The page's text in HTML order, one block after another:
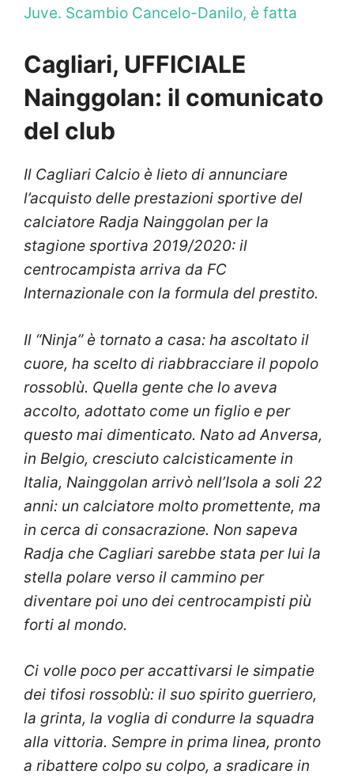
Juve. Scambio Cancelo-Danilo, è fatta
Cagliari, UFFICIALE
Nainggolan: il comunicato
del club
Il Cagliari Calcio è lieto di annunciare
l’acquisto delle prestazioni sportive del
calciatore Radja Nainggolan per la
stagione sportiva 2019/2020: il
centrocampista arriva da FC
Internazionale con la formula del prestito.
Il “Ninja” è tornato a casa: ha ascoltato il
cuore, ha scelto di riabbracciare il popolo
rossoblù. Quella gente che lo aveva
accolto, adottato come un figlio e per
questo mai dimenticato. Nato ad Anversa,
in Belgio, cresciuto calcisticamente in
Italia, Nainggolan arrivò nell’Isola a soli 22
anni: un calciatore molto promettente, ma
in cerca di consacrazione. Non sapeva
Radja che Cagliari sarebbe stata per lui la
stella polare verso il cammino per
diventare poi uno dei centrocampisti più
forti al mondo.
Ci volle poco per accattivarsi le simpatie
dei tifosi rossoblù: il suo spirito guerriero,
la grinta, la voglia di condurre la squadra
alla vittoria. Sempre in prima linea, pronto
a ribattere colpo su colpo, a sradicare in